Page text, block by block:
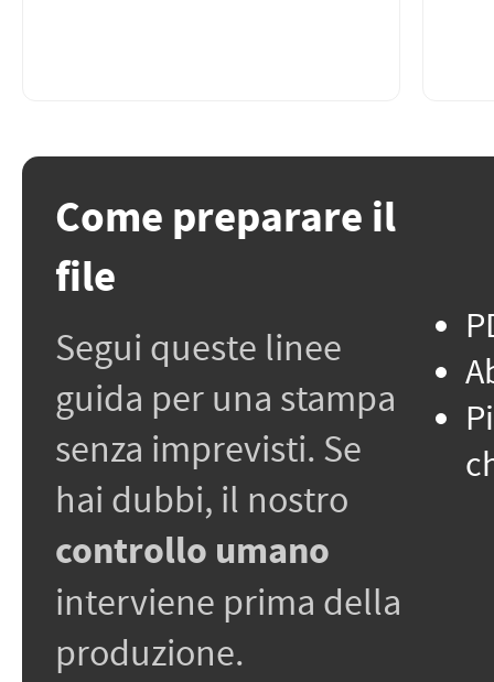
Come preparare il
file
Segui queste linee
guida per una stampa
senza imprevisti. Se
hai dubbi, il nostro
controllo umano
interviene prima della
produzione.